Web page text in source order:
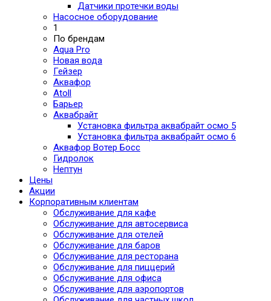
Датчики протечки воды
Насосное оборудование
1
По брендам
Aqua Pro
Новая вода
Гейзер
Аквафор
Atoll
Барьер
Аквабрайт
Установка фильтра аквабрайт осмо 5
Установка фильтра аквабрайт осмо 6
Аквафор Вотер Босс
Гидролок
Нептун
Цены
Акции
Корпоративным клиентам
Обслуживание для кафе
Обслуживание для автосервиса
Обслуживание для отелей
Обслуживание для баров
Обслуживание для ресторана
Обслуживание для пиццерий
Обслуживание для офиса
Обслуживание для аэропортов